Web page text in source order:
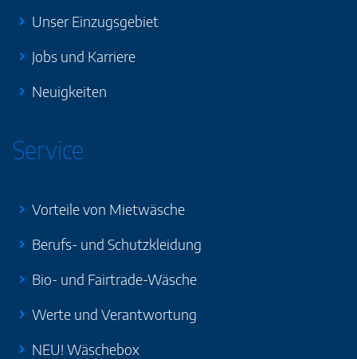
Unser Einzugsgebiet
Jobs und Karriere
Neuigkeiten
Service
Vorteile von Mietwäsche
Berufs- und Schutzkleidung
Bio- und Fairtrade-Wäsche
Werte und Verantwortung
NEU! Wäschebox